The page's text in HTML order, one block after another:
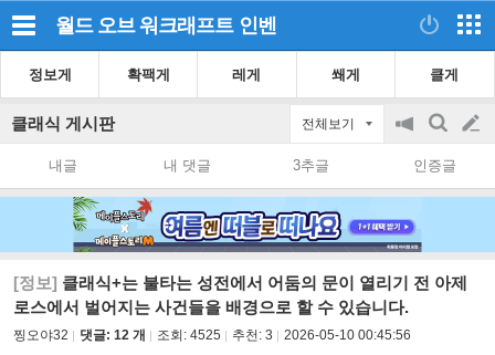
월드 오브 워크래프트 인벤
정보게 확팩게 레게 쐐게 클게
클래식 게시판 전체보기
공
on/off
검
색
글
쓰
내글 내 댓글 3추글 인증글
[정보] 클래식+는 불타는 성전에서 어둠의 문이 열리기 전 아제
로스에서 벌어지는 사건들을 배경으로 할 수 있습니다.
찡오야32 댓글: 12 개 조회: 4525 추천: 3 2026-05-10 00:45:56